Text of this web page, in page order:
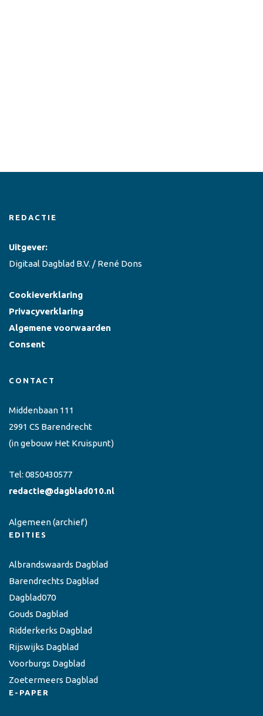
REDACTIE
Uitgever:
Digitaal Dagblad B.V. / René Dons
Cookieverklaring
Privacyverklaring
Algemene voorwaarden
Consent
CONTACT
Middenbaan 111
2991 CS Barendrecht
(in gebouw Het Kruispunt)
Tel: 0850430577
redactie@dagblad010.nl
Algemeen(archief)
EDITIES
Albrandswaards Dagblad
Barendrechts Dagblad
Dagblad070
Gouds Dagblad
Ridderkerks Dagblad
Rijswijks Dagblad
Voorburgs Dagblad
Zoetermeers Dagblad
E-PAPER